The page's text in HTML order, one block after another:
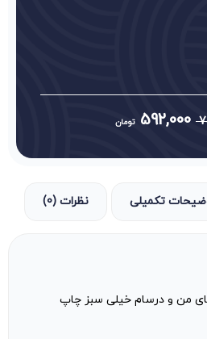
592,000 تومان
تکمیلی نظرات (0)
من و درسام خیلی سبز چاپ